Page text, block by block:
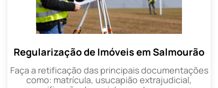
Regularização de Imóveis em Salmourão
Faça a retificação das principais documentações
como: matrícula, usucapião extrajudicial,